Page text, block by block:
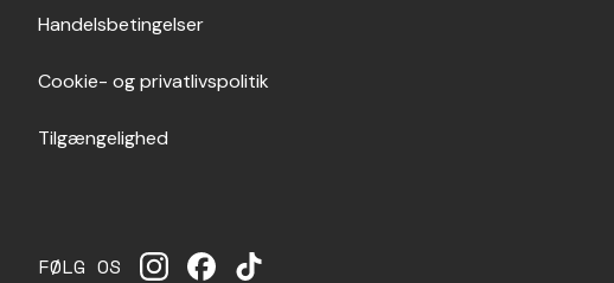
Handelsbetingelser
Cookie- og privatlivspolitik
Tilgængelighed
FØLG OS INSTAGRAM
FACEBOOKTIKTOK